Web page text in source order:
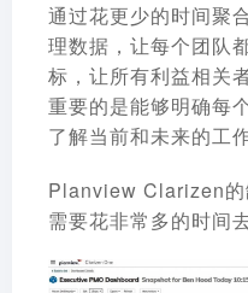
通过花更少的时间聚
理数据，让每个团队
标，让所有利益相关
重要的是能够明确每
了解当前和未来的工
Planview Clarizen的
需要花非常多的时间